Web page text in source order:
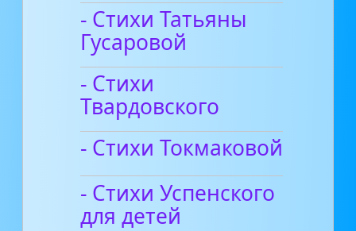
- Стихи Татьяны
Гусаровой
- Стихи
Твардовского
- Стихи Токмаковой
- Стихи Успенского
для детей